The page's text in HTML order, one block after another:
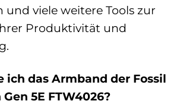
und viele weitere Tools zur
Produktivität und
ich das Armband der Fossil
5E FTW4026?